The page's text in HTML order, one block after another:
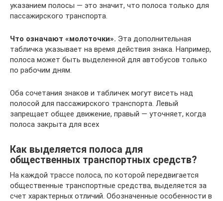
указанием полосы — это значит, что полоса только для
пассажирского транспорта.
Что означают «молоточки». Эта дополнительная
табличка указывает на время действия знака. Например,
полоса может быть выделенной для автобусов только
по рабочим дням.
Оба сочетания знаков и табличек могут висеть над
полосой для пассажирского транспорта. Левый
запрещает общее движение, правый — уточняет, когда
полоса закрыта для всех
Как выделяется полоса для
общественных транспортных средств?
На каждой трассе полоса, по которой передвигается
общественные транспортные средства, выделяется за
счет характерных отличий. Обозначенные особенности в